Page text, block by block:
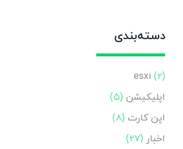
دسته‌بندی
esxi (۲)
اپلیکیشن (۵)
اپن کارت (۸)
اخبار (۲۷)